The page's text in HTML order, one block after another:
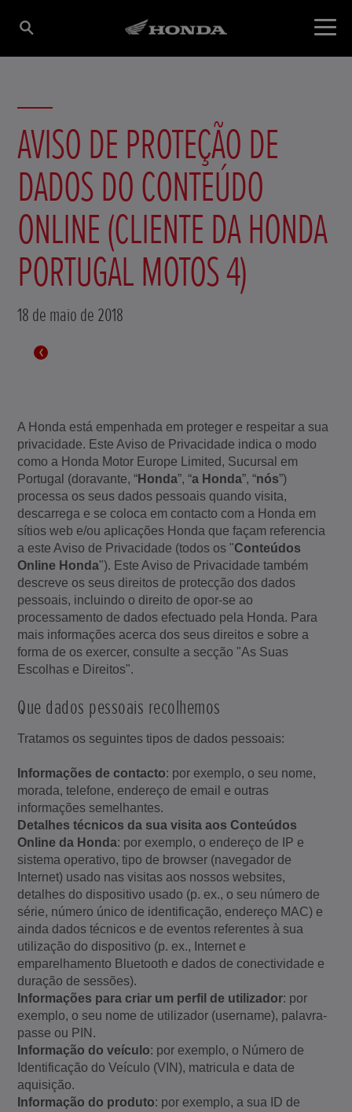
AVISO DE PROTEÇÃO DE
DADOS DO CONTEÚDO
ONLINE (CLIENTE DA HONDA
PORTUGAL MOTOS 4)
18 de maio de 2018
A Honda está empenhada em proteger e respeitar a sua
privacidade. Este Aviso de Privacidade indica o modo
como a Honda Motor Europe Limited, Sucursal em
Portugal (doravante, “Honda”, “a Honda”, “nós”)
processa os seus dados pessoais quando visita,
descarrega e se coloca em contacto com a Honda em
sítios web e/ou aplicações Honda que façam referencia
a este Aviso de Privacidade (todos os "Conteúdos
Online Honda"). Este Aviso de Privacidade também
descreve os seus direitos de protecção dos dados
pessoais, incluindo o direito de opor-se ao
processamento de dados efectuado pela Honda. Para
mais informações acerca dos seus direitos e sobre a
forma de os exercer, consulte a secção "As Suas
Escolhas e Direitos".
Que dados pessoais recolhemos
Tratamos os seguintes tipos de dados pessoais:
Informações de contacto: por exemplo, o seu nome,
morada, telefone, endereço de email e outras
informações semelhantes.
Detalhes técnicos da sua visita aos Conteúdos
Online da Honda: por exemplo, o endereço de IP e
sistema operativo, tipo de browser (navegador de
Internet) usado nas visitas aos nossos websites,
detalhes do dispositivo usado (p. ex., o seu número de
série, número único de identificação, endereço MAC) e
ainda dados técnicos e de eventos referentes à sua
utilização do dispositivo (p. ex., Internet e
emparelhamento Bluetooth e dados de conectividade e
duração de sessões).
Informações para criar um perfil de utilizador: por
exemplo, o seu nome de utilizador (username), palavra-
passe ou PIN.
Informação do veículo: por exemplo, o Número de
Identificação do Veículo (VIN), matricula e data de
aquisição.
Informação do produto: por exemplo, a sua ID de